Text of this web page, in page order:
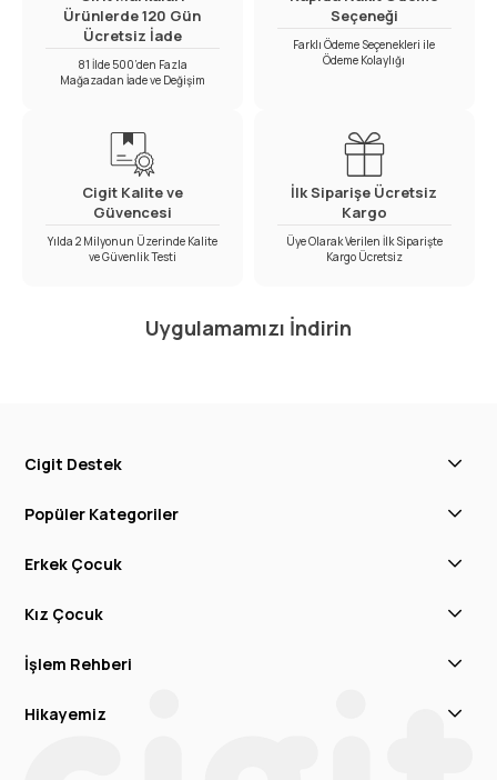
Ürünlerde 120 Gün
Ücretsiz İade
81 İlde 500’den Fazla
Mağazadan İade ve Değişim
Seçeneği
Farklı Ödeme Seçenekleri ile
Ödeme Kolaylığı
Cigit Kalite ve
Güvencesi
Yılda 2 Milyonun Üzerinde Kalite
ve Güvenlik Testi
İlk Siparişe Ücretsiz
Kargo
Üye Olarak Verilen İlk Siparişte
Kargo Ücretsiz
Uygulamamızı İndirin
Cigit Destek
Popüler Kategoriler
Erkek Çocuk
Kız Çocuk
İşlem Rehberi
Hikayemiz